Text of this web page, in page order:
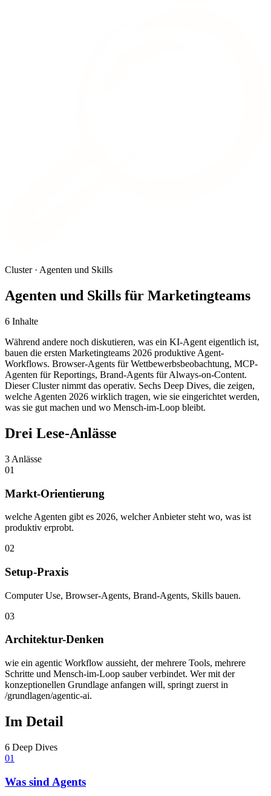
Cluster · Agenten und Skills
Agenten und Skills für Marketingteams
6 Inhalte
Während andere noch diskutieren, was ein KI-Agent eigentlich ist,
bauen die ersten Marketingteams 2026 produktive Agent-
Workflows. Browser-Agents für Wettbewerbsbeobachtung, MCP-
Agenten für Reportings, Brand-Agents für Always-on-Content.
Dieser Cluster nimmt das operativ. Sechs Deep Dives, die zeigen,
welche Agenten 2026 wirklich tragen, wie sie eingerichtet werden,
was sie gut machen und wo Mensch-im-Loop bleibt.
Drei Lese-Anlässe
3 Anlässe
01
Markt-Orientierung
welche Agenten gibt es 2026, welcher Anbieter steht wo, was ist
produktiv erprobt.
02
Setup-Praxis
Computer Use, Browser-Agents, Brand-Agents, Skills bauen.
03
Architektur-Denken
wie ein agentic Workflow aussieht, der mehrere Tools, mehrere
Schritte und Mensch-im-Loop sauber verbindet. Wer mit der
konzeptionellen Grundlage anfangen will, springt zuerst in
/grundlagen/agentic-ai.
Im Detail
6 Deep Dives
01
Was sind Agents